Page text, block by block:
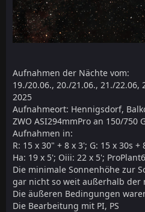
Aufnahmen der Nächte vom:
19./20.06., 20./21.06., 21./22.06,
2025
Aufnahmeort: Hennigsdorf,
ZWO ASI294mmPro an 150/750
Aufnahmen in:
R: 15 x 30" + 8 x 3'; G: 15 x 30s +
Ha: 19 x 5'; Oiii: 22 x 5';
Die minimale Sonnenhöhe zur
gar nicht so weit außerhalb der
Die äußeren Bedingungen
Die Bearbeitung mit PI, PS